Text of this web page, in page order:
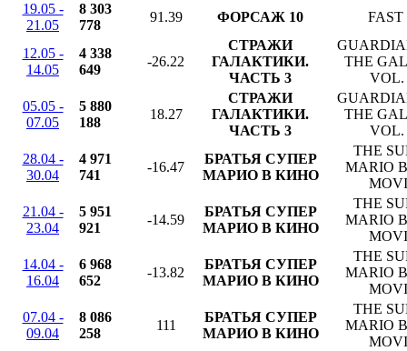
19.05 -
21.05
8 303
778
91.39 ФОРСАЖ 10 FAST
12.05 -
14.05
4 338
649
-26.22
СТРАЖИ
ГАЛАКТИКИ.
ЧАСТЬ 3
THE
VOL.
05.05 -
07.05
5 880
188
18.27
СТРАЖИ
ГАЛАКТИКИ.
ЧАСТЬ 3
THE
VOL.
28.04 -
30.04
4 971
741
-16.47
БРАТЬЯ СУПЕР
МАРИО В КИНО
THE
MARIO
21.04 -
23.04
5 951
921
-14.59
БРАТЬЯ СУПЕР
МАРИО В КИНО
THE
MARIO
14.04 -
16.04
6 968
652
-13.82
БРАТЬЯ СУПЕР
МАРИО В КИНО
THE
MARIO
07.04 -
09.04
8 086
258
111
БРАТЬЯ СУПЕР
МАРИО В КИНО
THE
MARIO